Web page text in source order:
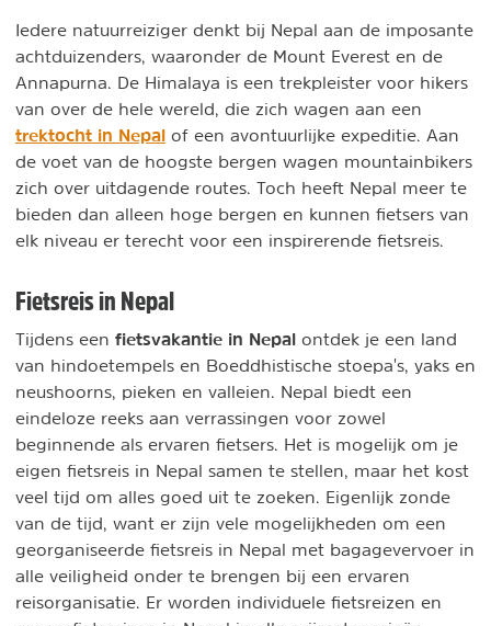
Iedere natuurreiziger denkt bij Nepal aan de imposante
achtduizenders, waaronder de Mount Everest en de
Annapurna. De Himalaya is een trekpleister voor hikers
van over de hele wereld, die zich wagen aan een
trektocht in Nepal of een avontuurlijke expeditie. Aan
de voet van de hoogste bergen wagen mountainbikers
zich over uitdagende routes. Toch heeft Nepal meer te
bieden dan alleen hoge bergen en kunnen fietsers van
elk niveau er terecht voor een inspirerende fietsreis.
Fietsreis in Nepal
Tijdens een fietsvakantie in Nepal ontdek je een land
van hindoetempels en Boeddhistische stoepa's, yaks en
neushoorns, pieken en valleien. Nepal biedt een
eindeloze reeks aan verrassingen voor zowel
beginnende als ervaren fietsers. Het is mogelijk om je
eigen fietsreis in Nepal samen te stellen, maar het kost
veel tijd om alles goed uit te zoeken. Eigenlijk zonde
van de tijd, want er zijn vele mogelijkheden om een
georganiseerde fietsreis in Nepal met bagagevervoer in
alle veiligheid onder te brengen bij een ervaren
reisorganisatie. Er worden individuele fietsreizen en